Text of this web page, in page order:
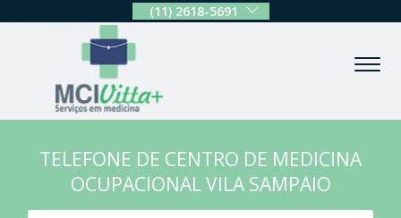
(11) 2618-5691
TELEFONE DE CENTRO DE MEDICINA
OCUPACIONAL VILA SAMPAIO